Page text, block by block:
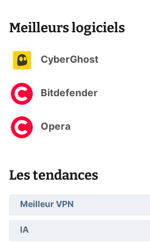
Meilleurs logiciels
CyberGhost
Bitdefender
Opera
Les tendances
Meilleur VPN
IA